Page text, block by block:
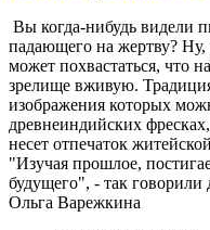
Вы когда-нибудь видели
падающего на жертву?
может похвастаться, что
зрелище вживую.
изображения которых
древнеиндийских
несет отпечаток
"Изучая прошлое,
будущего", - так
Ольга Варежкина